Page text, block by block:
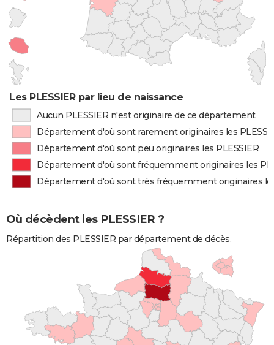
Les PLESSIER par lieu de naissance
Aucun PLESSIER n'est originaire de ce département
Département d'où sont rarement originaires les
Département d'où sont peu originaires les PLESSIER
Département d'où sont fréquemment originaires les
Département d'où sont très fréquemment originaires
Où décèdent les PLESSIER ?
Répartition des PLESSIER par département de décès.